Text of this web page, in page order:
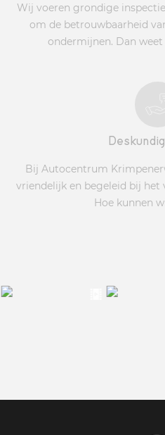
Wij voeren grondige
om de betrouwbaarheid
ondermijnen. Dan
Bij Autocentrum
vriendelijk en begeleid bij het
Hoe kunnen